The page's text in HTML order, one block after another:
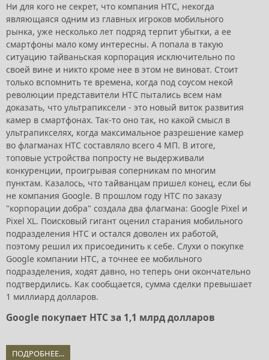
Ни для кого не секрет, что компания HTC, некогда
являющаяся одним из главных игроков мобильного
рынка, уже несколько лет подряд терпит убытки, а ее
смартфоны мало кому интересны. А попала в такую
ситуацию тайваньская корпорация исключительно по
своей вине и никто кроме нее в этом не виноват. Стоит
только вспомнить те времена, когда под соусом некой
революции представители HTC пытались всем нам
доказать, что ультрапиксели - это новый виток развития
камер в смартфонах. Так-то оно так, но какой смысл в
ультрапикселях, когда максимальное разрешение камер
во флагманах HTC составляло всего 4 МП. В итоге,
топовые устройства попросту не выдерживали
конкуренции, проигрывая соперникам по многим
пунктам. Казалось, что тайванцам пришел конец, если бы
не компания Google. В прошлом году HTC по заказу
"корпорации добра" создала два флагмана: Google Pixel и
Pixel XL. Поисковый гигант оценил старания мобильного
подразделения HTC и остался доволен их работой,
поэтому решил их присоединить к себе. Слухи о покупке
Google компании HTC, а точнее ее мобильного
подразделения, ходят давно, но теперь они окончательно
подтвердились. Как сообщается, сумма сделки превышает
1 миллиард долларов.
Google покупает HTC за 1,1 млрд долларов
ПОДРОБНЕЕ...